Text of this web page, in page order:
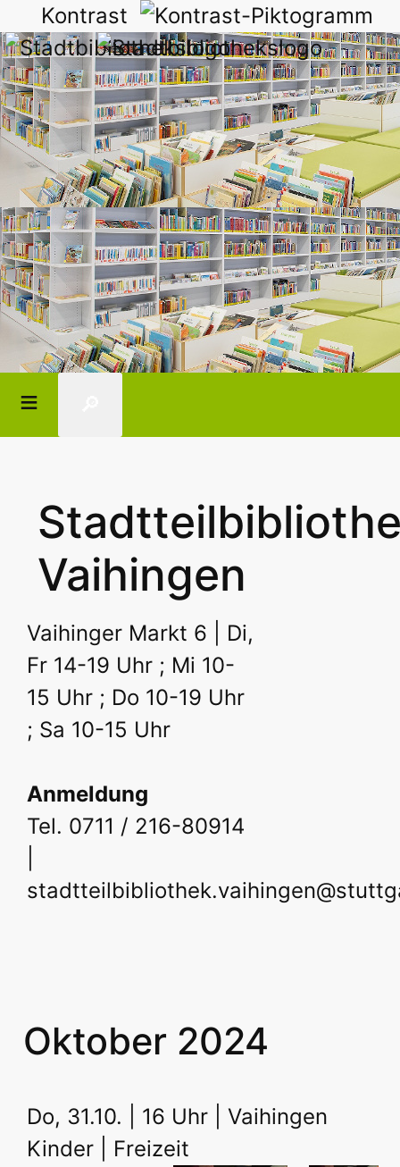
Kontrast
Vaihingen
Vaihinger Markt 6 | Di,
Fr 14-19 Uhr ; Mi 10-
15 Uhr ; Do 10-19 Uhr
; Sa 10-15 Uhr
Anmeldung
Tel. 0711 / 216-80914
Oktober 2024
Do, 31.10. | 16 Uhr | Vaihingen
Kinder | Freizeit